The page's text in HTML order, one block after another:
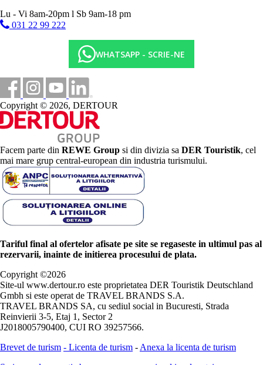
Lu - Vi 8am-20pm l Sb 9am-18 pm
031 22 99 222
WHATSAPP - SCRIE-NE
Copyright © 2026, DERTOUR
Facem parte din REWE Group si din divizia sa DER Touristik, cel
mai mare grup central-european din industria turismului.
Tariful final al ofertelor afisate pe site se regaseste in ultimul pas al
rezervarii, inainte de initierea procesului de plata.
Copyright ©2026
Site-ul www.dertour.ro este proprietatea DER Touristik Deutschland
Gmbh si este operat de TRAVEL BRANDS S.A.
TRAVEL BRANDS SA, cu sediul social in Bucuresti, Strada
Reinvierii 3-5, Etaj 1, Sector 2
J2018005790400, CUI RO 39257566.
Brevet de turism - Licenta de turism - Anexa la licenta de turism